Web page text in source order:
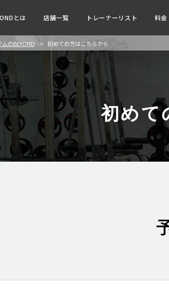
とは 店舗一覧 トレーナーリスト 料金
のBEYOND 初めての方はこちらから
初めて